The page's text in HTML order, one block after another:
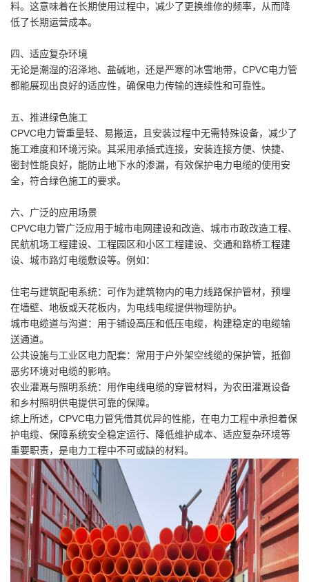
料。这意味着在长期使用过程中，减少了更换维修的频率，从而降
低了长期运营成本。
四、适应复杂环境
无论是潮湿的沼泽地、盐碱地，还是严寒的冰雪地带，CPVC电力管
都能展现出良好的适应性，确保电力传输的连续性和可靠性。
五、推进绿色施工
CPVC电力管重量轻、易搬运，且安装过程中无需特殊设备，减少了
施工难度和环境污染。其采用承插式连接，安装连接方便、快捷、
密封性能良好，能防止地下水的渗漏，有效保护电力电缆的使用安
全，符合绿色施工的要求。
六、广泛的应用场景
CPVC电力管广泛应用于城市电网建设和改造、城市市政改造工程、
民航机场工程建设、工程园区和小区工程建设、交通和路桥工程建
设、城市路灯电缆敷设等。例如：
住宅与建筑配电系统：可作为建筑物内的电力线路保护管材，预埋
在墙壁、地板或天花板内，为电线电缆提供物理防护。
城市电缆道与沟道：用于铺设高压和低压电缆，构建稳定的电缆输
送通道。
公共设施与工业区电力配套：常用于户外架空线缆的保护管，抵御
恶劣环境对电缆的影响。
农业灌溉与照明系统：用作电线电缆的穿管材料，为农田灌溉设备
和乡村照明供电提供可靠的保障。
综上所述，CPVC电力管凭借其优异的性能，在电力工程中承担着保
护电缆、保障系统安全稳定运行、降低维护成本、适应复杂环境等
重要职责，是电力工程中不可或缺的材料。